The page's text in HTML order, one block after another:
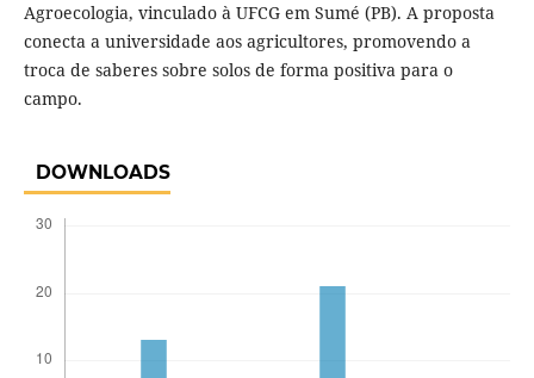
Agroecologia, vinculado à UFCG em Sumé (PB). A proposta
conecta a universidade aos agricultores, promovendo a
troca de saberes sobre solos de forma positiva para o
campo.
DOWNLOADS